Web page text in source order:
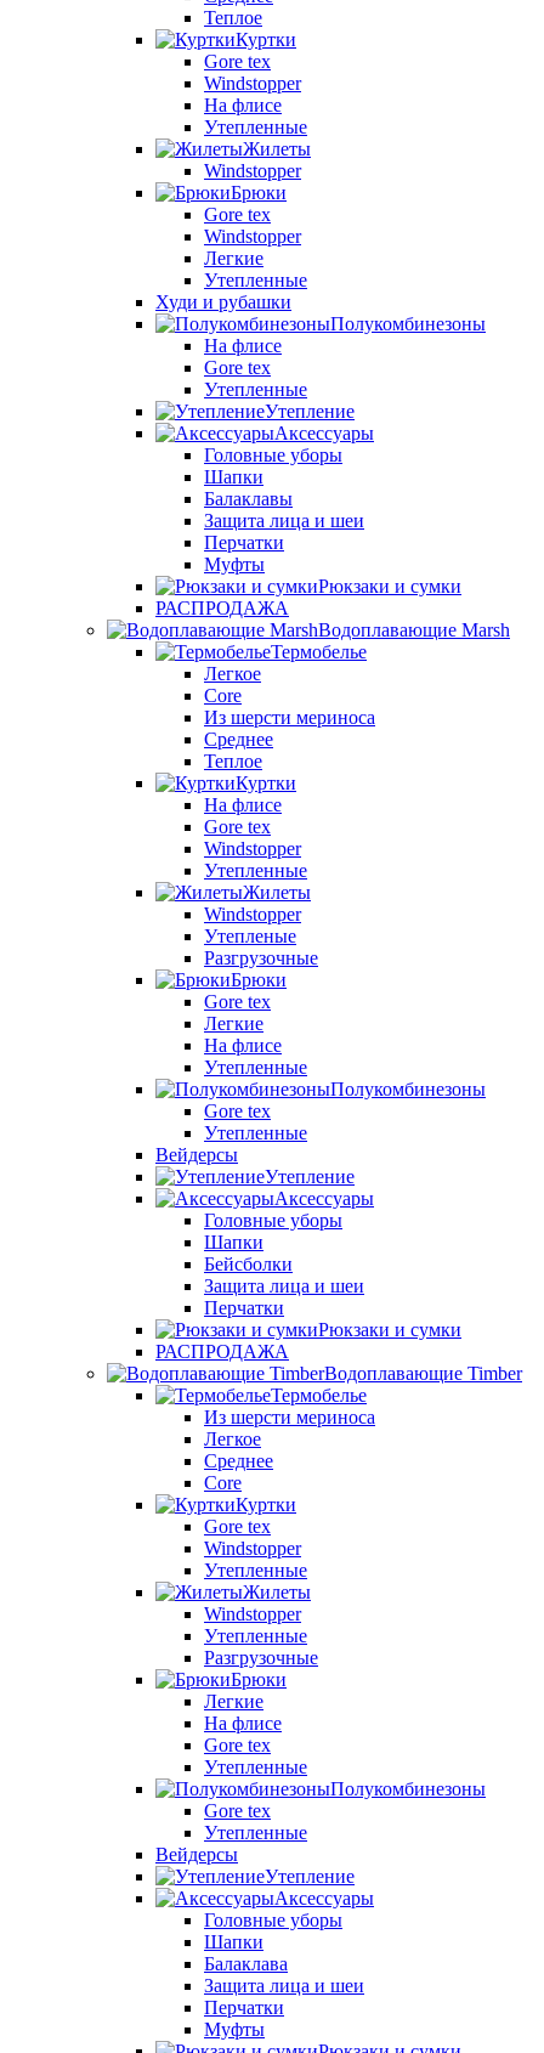
Теплое
Куртки
Gore tex
Windstopper
На флисе
Утепленные
Жилеты
Windstopper
Брюки
Gore tex
Windstopper
Легкие
Утепленные
Худи и рубашки
Полукомбинезоны
На флисе
Gore tex
Утепленные
Утепление
Аксессуары
Головные уборы
Шапки
Балаклавы
Защита лица и шеи
Перчатки
Муфты
Рюкзаки и сумки
РАСПРОДАЖА
Водоплавающие Marsh
Термобелье
Легкое
Core
Из шерсти мериноса
Среднее
Теплое
Куртки
На флисе
Gore tex
Windstopper
Утепленные
Жилеты
Windstopper
Утепленые
Разгрузочные
Брюки
Gore tex
Легкие
На флисе
Утепленные
Полукомбинезоны
Gore tex
Утепленные
Вейдерсы
Утепление
Аксессуары
Головные уборы
Шапки
Бейсболки
Защита лица и шеи
Перчатки
Рюкзаки и сумки
РАСПРОДАЖА
Водоплавающие Timber
Термобелье
Из шерсти мериноса
Легкое
Среднее
Core
Куртки
Gore tex
Windstopper
Утепленные
Жилеты
Windstopper
Утепленные
Разгрузочные
Брюки
Легкие
На флисе
Gore tex
Утепленные
Полукомбинезоны
Gore tex
Утепленные
Вейдерсы
Утепление
Аксессуары
Головные уборы
Шапки
Балаклава
Защита лица и шеи
Перчатки
Муфты